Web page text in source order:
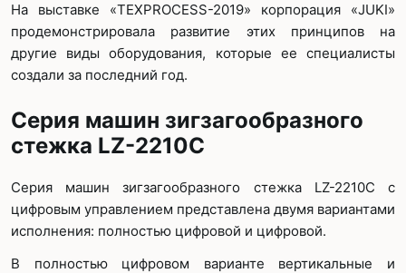
На выставке «TEXPROCESS-2019» корпорация «JUKI»
продемонстрировала развитие этих принципов на
другие виды оборудования, которые ее специалисты
создали за последний год.
Серия машин зигзагообразного
стежка LZ-2210C
Серия машин зигзагообразного стежка LZ-2210C с
цифровым управлением представлена двумя вариантами
исполнения: полностью цифровой и цифровой.
В полностью цифровом варианте вертикальные и